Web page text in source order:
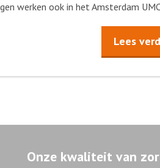
werken ook in het Amsterdam
Lees
Onze kwaliteit van